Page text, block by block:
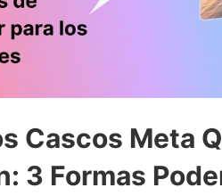
Cascos Meta
3 Formas